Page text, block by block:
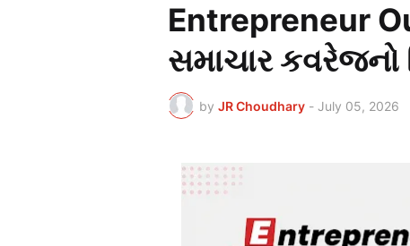
Entrepreneur
સમાચાર કવરેજનો
by JR Choudhary - July 05, 2026